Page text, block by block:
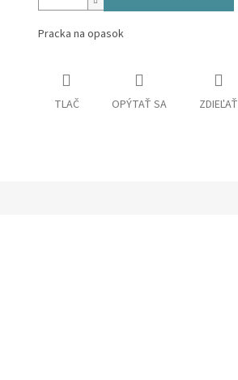
Pracka na opasok
TLAČ OPÝTAŤ SA ZDIEĽAŤ